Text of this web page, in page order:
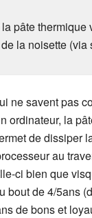
pâte thermique
la noisette (via
ne savent pas
ordinateur, la
de dissiper
au
ci bien que
bout de 4/5ans
de bons et